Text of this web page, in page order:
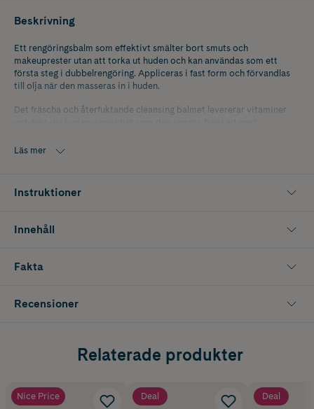
Beskrivning
Ett rengöringsbalm som effektivt smälter bort smuts och
makeuprester utan att torka ut huden och kan användas som ett
första steg i dubbelrengöring. Appliceras i fast form och förvandlas
till olja när den masseras in i huden.
Det fräscha och återfuktande cleansing balmet levererar vitaminer
att ge en klar hudton och strålande lyster efter rengöring.
Läs mer
Instruktioner
Innehåll
Fakta
Recensioner
Relaterade produkter
Nice Price Deal Deal